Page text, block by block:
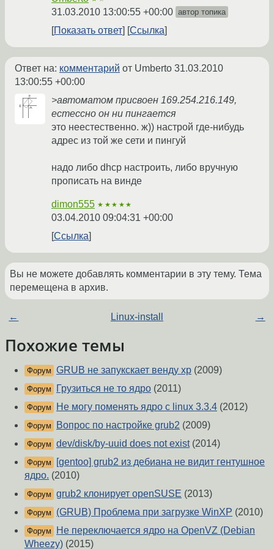
31.03.2010 13:00:55 +00:00 автор топика
Показать ответ Ссылка
Ответ на: комментарий от Umberto 31.03.2010
13:00:55 +00:00
>автоматом присвоен 169.254.216.149,
естессно он ни пингается
это неестественно. ж)) настрой где-нибудь
адрес из той же сети и пингуй
надо либо dhcp настроить, либо вручную
прописать на винде
dimon555 ★★★★★
03.04.2010 09:04:31 +00:00
Ссылка
Вы не можете добавлять комментарии в эту тему. Тема
перемещена в архив.
← Linux-install →
Похожие темы
Форум GRUB не запукскает венду хр (2009)
Форум Грузиться не то ядро (2011)
Форум Не могу поменять ядро с linux 3.3.4 (2012)
Форум Вопрос по настройке grub2 (2009)
Форум dev/disk/by-uuid does not exist(2014)
Форум
[gentoo] grub2 из дебиана не видит гентушное
ядро. (2010)
Форум grub2 клонирует openSUSE (2013)
Форум (GRUB) Проблема при загрузке WinXP (2010)
Форум
Не переключается ядро на OpenVZ (Debian
Wheezy) (2015)